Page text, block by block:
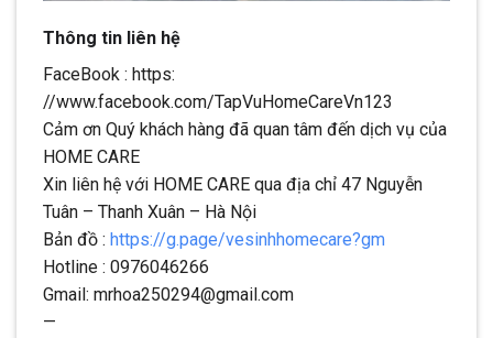
Thông tin liên hệ
FaceBook : https:
//www.facebook.com/TapVuHomeCareVn123
Cảm ơn Quý khách hàng đã quan tâm đến dịch vụ của
HOME CARE
Xin liên hệ với HOME CARE qua địa chỉ 47 Nguyễn
Tuân – Thanh Xuân – Hà Nội
Bản đồ : https://g.page/vesinhhomecare?gm
Hotline : 0976046266
Gmail: mrhoa250294@gmail.com
—